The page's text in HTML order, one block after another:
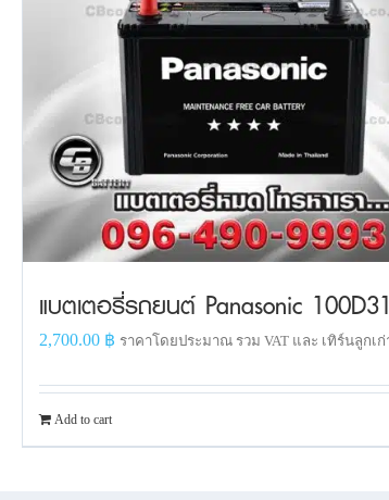
แบตเตอรี่รถยนต์ Panasonic
2,700.00 ฿ ราคาโดยประมาณ รวม VAT และ เทิร์นลูกเก่
Add to cart